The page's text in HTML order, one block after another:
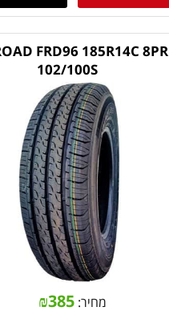
FRD96 185R14C 8PR
102/100S
מחיר: ₪385